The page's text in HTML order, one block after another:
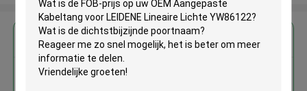
Krijg de beste prijs voor
OEM Aangepaste Kabeltang voor